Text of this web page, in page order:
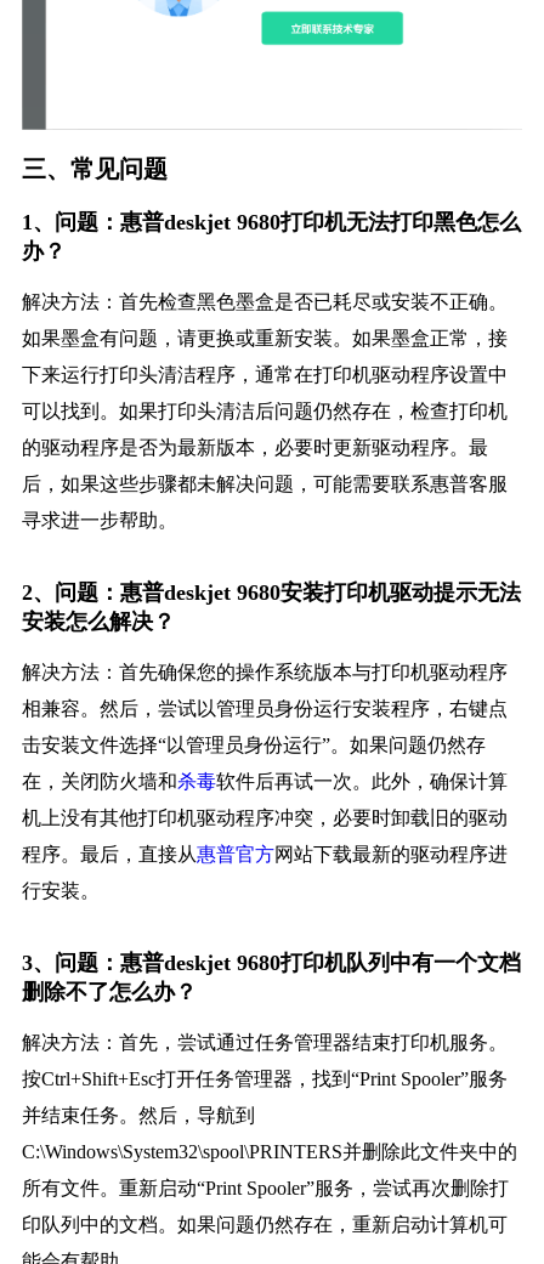
三、常见问题
1、问题：惠普deskjet 9680打印机无法打印黑色怎么
办？
解决方法：首先检查黑色墨盒是否已耗尽或安装不正确。
如果墨盒有问题，请更换或重新安装。如果墨盒正常，接
下来运行打印头清洁程序，通常在打印机驱动程序设置中
可以找到。如果打印头清洁后问题仍然存在，检查打印机
的驱动程序是否为最新版本，必要时更新驱动程序。最
后，如果这些步骤都未解决问题，可能需要联系惠普客服
寻求进一步帮助。
2、问题：惠普deskjet 9680安装打印机驱动提示无法
安装怎么解决？
解决方法：首先确保您的操作系统版本与打印机驱动程序
相兼容。然后，尝试以管理员身份运行安装程序，右键点
击安装文件选择“以管理员身份运行”。如果问题仍然存
在，关闭防火墙和杀毒软件后再试一次。此外，确保计算
机上没有其他打印机驱动程序冲突，必要时卸载旧的驱动
程序。最后，直接从惠普官方网站下载最新的驱动程序进
行安装。
3、问题：惠普deskjet 9680打印机队列中有一个文档
删除不了怎么办？
解决方法：首先，尝试通过任务管理器结束打印机服务。
按Ctrl+Shift+Esc打开任务管理器，找到“Print Spooler”服务
并结束任务。然后，导航到
C:\Windows\System32\spool\PRINTERS并删除此文件夹中的
所有文件。重新启动“Print Spooler”服务，尝试再次删除打
印队列中的文档。如果问题仍然存在，重新启动计算机可